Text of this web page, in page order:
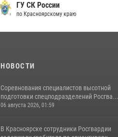
ГУ СК России
по Красноярскому краю
НОВОСТИ
Соревнования специалистов высотной
подготовки спецподразделений Росгва...
06 августа 2026, 01:59
В Красноярске сотрудники Росгвардии